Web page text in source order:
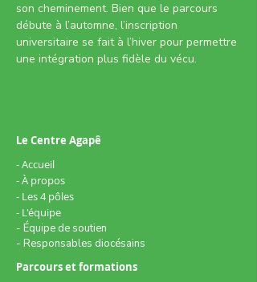
son cheminement. Bien que le parcours
débute à l’automne, l’inscription
universitaire se fait à l’hiver pour permettre
une intégration plus fidèle du vécu.
Le Centre Agapê
- Accueil
- À propos
- Les 4 pôles
- L'équipe
- Équipe de soutien
- Responsables diocésains
Parcours et formations